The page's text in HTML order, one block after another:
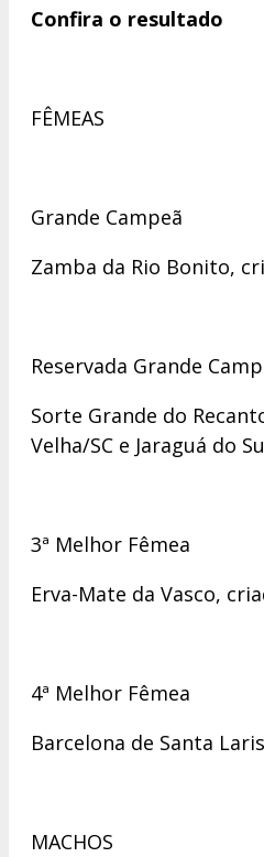
Confira o resultado
FÊMEAS
Grande Campeã
Zamba da Rio Bonito,
Reservada Grande
Sorte Grande do
Velha/SC e Jaraguá do
3ª Melhor Fêmea
Erva-Mate da Vasco,
4ª Melhor Fêmea
Barcelona de Santa
MACHOS